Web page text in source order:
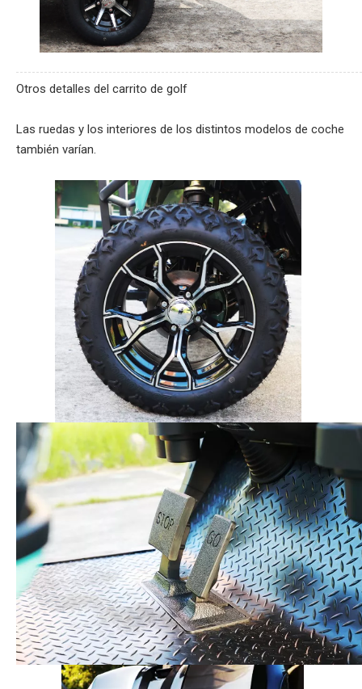
Otros detalles del carrito de golf
Las ruedas y los interiores de los distintos modelos de coche
también varían.